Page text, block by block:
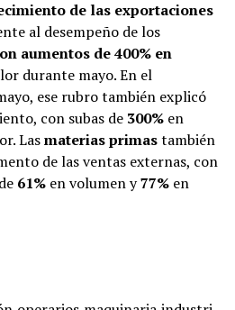
de las exportaciones
al desempeño de los
aumentos de 400% en
durante mayo. En el
ese rubro también explicó
con subas de 300%en
Lasmaterias primastambién
de las ventas externas, con
61%en volumen y77%en